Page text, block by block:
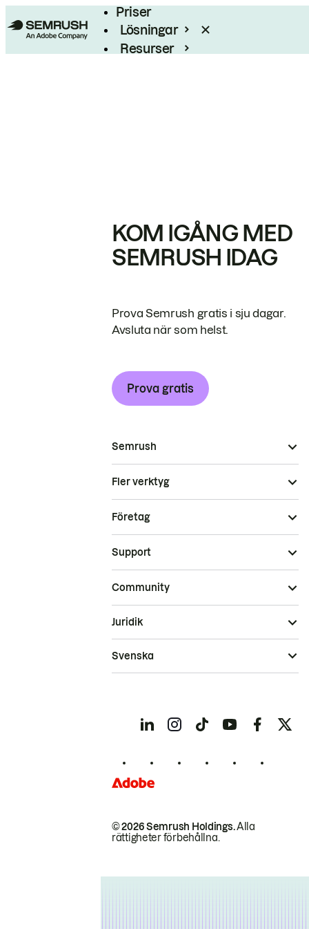
Priser
Lösningar
Resurser
KOM IGÅNG MED
SEMRUSH IDAG
Prova Semrush gratis i sju dagar.
Avsluta när som helst.
Prova gratis
Semrush
Fler verktyg
Företag
Support
Community
© 2026 Semrush Holdings.Alla
rättigheter förbehållna.
Juridik
Svenska